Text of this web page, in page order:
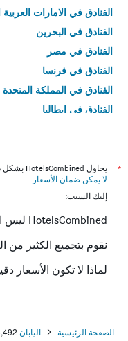
الفنادق في الامارات العربية
الفنادق في البحرين
الفنادق في مصر
الفنادق في فرنسا
الفنادق في المملكة المتحدة
الفنادق في إيطاليا
*
يحاول HotelsCombined بشكل دائم الحصول على الأسعار الدقيقة، ولكن
لا يمكن ضمان الأسعار .
إليك السبب:
HotelsCombined ليس البائع
نقوم بتجميع الكثير من
لماذا لا تكون الأسعار دقيقة
الصفحة الرئيسية اليابان